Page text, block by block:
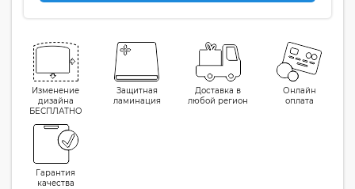
Изменение
дизайна
БЕСПЛАТНО
Защитная
ламинация
Доставка в
любой регион
Онлайн
оплата
Гарантия
качества